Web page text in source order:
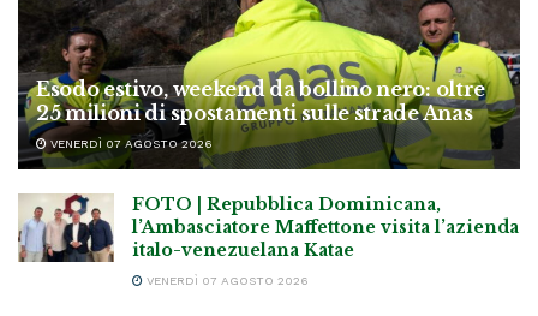
Esodo estivo, weekend da bollino nero: oltre
25 milioni di spostamenti sulle strade Anas
VENERDÌ 07 AGOSTO 2026
FOTO | Repubblica Dominicana,
l’Ambasciatore Maffettone visita l’azienda
italo-venezuelana Katae
VENERDÌ 07 AGOSTO 2026